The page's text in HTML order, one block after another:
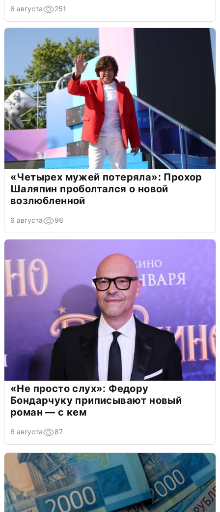
6 августа 251
«Четырех мужей потеряла»: Прохор
Шаляпин проболтался о новой
возлюбленной
6 августа 96
«Не просто слух»: Федору
Бондарчуку приписывают новый
роман — с кем
6 августа 87